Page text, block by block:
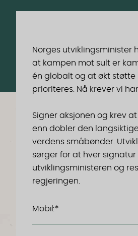
Norges utviklingsminister
at kampen mot sult er
én globalt og at økt støtte
prioriteres. Nå krever vi
Signer aksjonen og krev
enn dobler den
verdens småbønder.
sørger for at hver
utviklingsministeren og
regjeringen.
Mobil:*